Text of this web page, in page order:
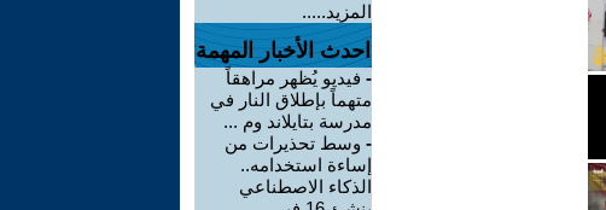
المزيد.....
احدث الأخبار المهمة
- فيديو يُظهر مراهقاً
متهماً بإطلاق النار في
مدرسة بتايلاند وم ...
- وسط تحذيرات من
إساءة استخدامه..
الذكاء الاصطناعي